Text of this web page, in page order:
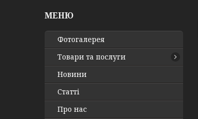
Фотогалерея
Товари та послуги
Новини
Статті
Про нас